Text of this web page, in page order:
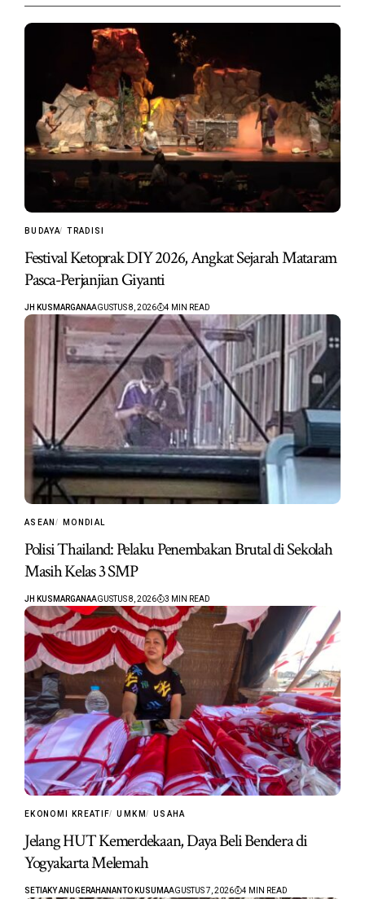
BUDAYA TRADISI
Festival Ketoprak DIY 2026, Angkat Sejarah Mataram
Pasca-Perjanjian Giyanti
JH KUSMARGANAAGUSTUS 8, 2026 4 MIN READ
ASEAN MONDIAL
Polisi Thailand: Pelaku Penembakan Brutal di Sekolah
Masih Kelas 3 SMP
JH KUSMARGANAAGUSTUS 8, 2026 3 MIN READ
EKONOMI KREATIF UMKM USAHA
Jelang HUT Kemerdekaan, Daya Beli Bendera di
Yogyakarta Melemah
SETIAKY ANUGERAHANANTO KUSUMAAGUSTUS 7, 2026 4 MIN READ